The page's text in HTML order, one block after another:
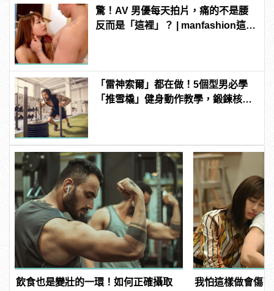
驚！AV 男優每天拍片，痛的不是腰
反而是「這裡」？ | manfashion這樣
「雷神索爾」都在做！5個型男必學
「推雪橇」健身動作教學，鍛鍊核心
飲食也是變壯的一環！如何正確攝取
我怕這樣做會傷